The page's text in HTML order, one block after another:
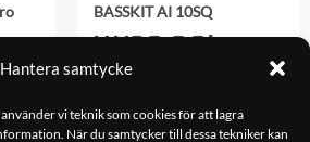
Hantera samtycke
vi teknik som cookies för att lagra
När du samtycker till dessa tekniker kan
BASSKIT AI 10SQ
4,490.00kr
LÄGG TILL I